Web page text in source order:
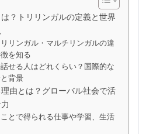
？トリリンガルの定義と世界
リンガル・マルチリンガルの違
を知る
せる人はどれくらい？国際的な
背景
由とは？グローバル社会で活
とで得られる仕事や学習、生活